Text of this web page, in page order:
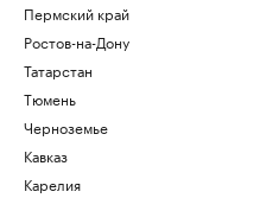
Пермский край
Ростов-на-Дону
Татарстан
Тюмень
Черноземье
Кавказ
Карелия